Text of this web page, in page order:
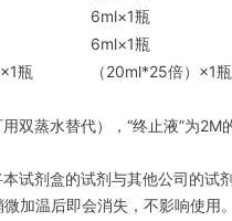
6ml×1瓶
6ml×1瓶
瓶 （20ml*25倍）×1瓶
双蒸水替代），“终止液”为
试剂盒的试剂与其他公司的试
加温后即会消失，不影响使用。